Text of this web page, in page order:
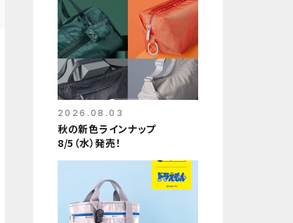
2026.08.03
秋の新色ラインナップ
8/5（水）発売！